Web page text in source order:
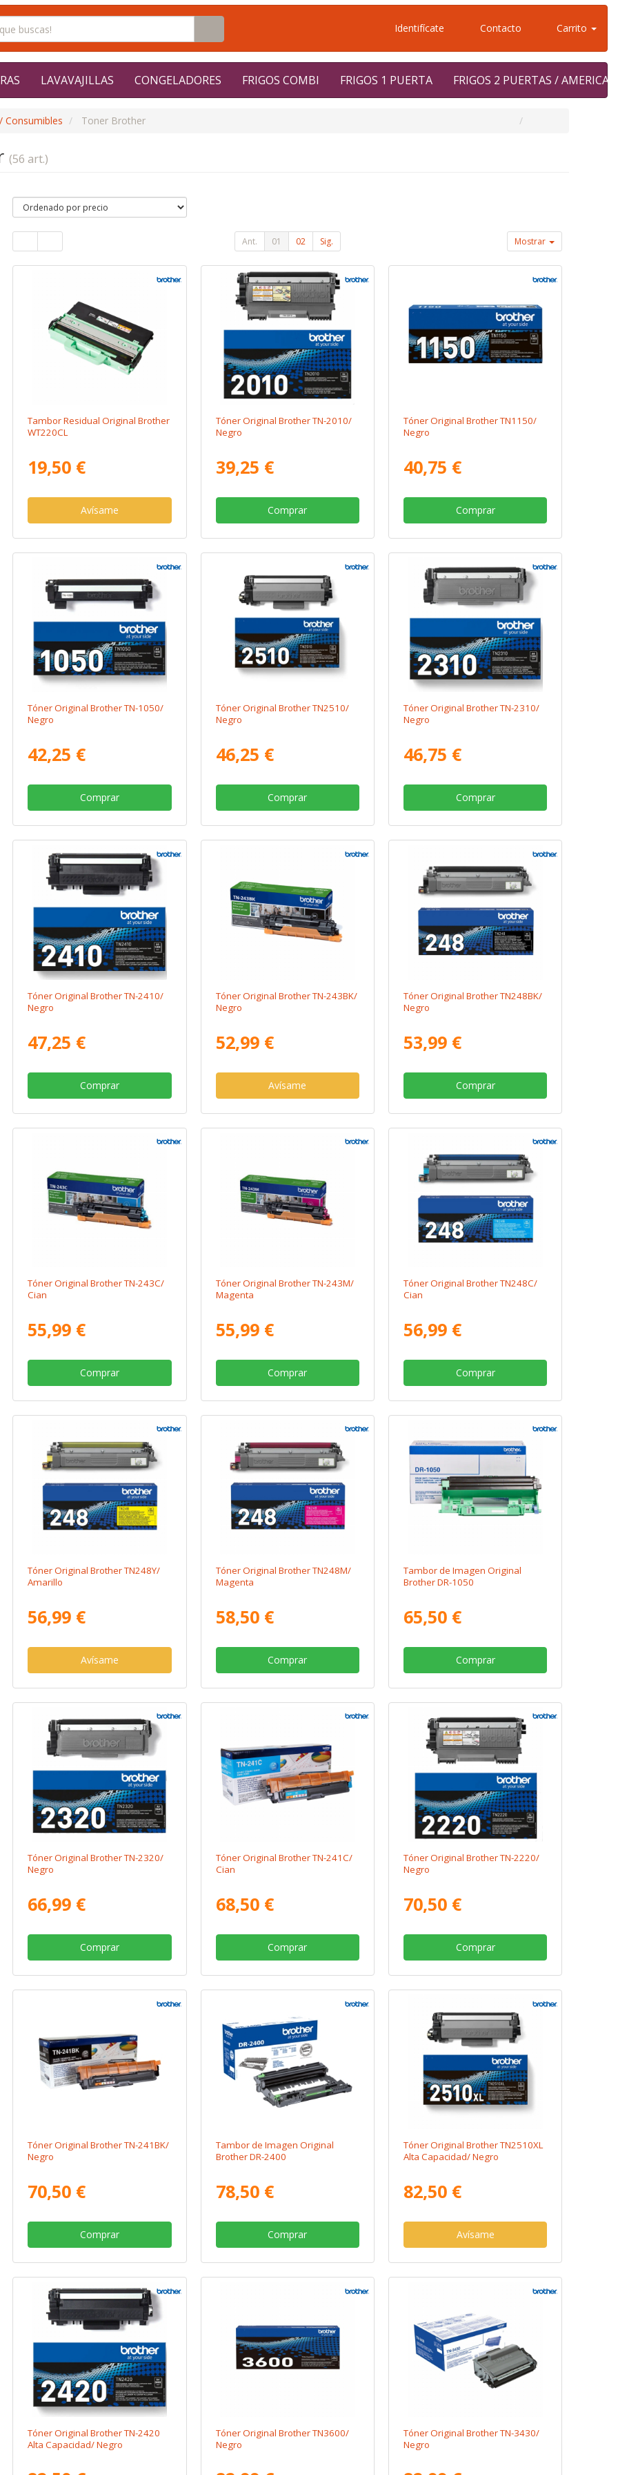
Identifícate Contacto Carrito
LAVAVAJILLAS CONGELADORES FRIGOS COMBI FRIGOS 1 PUERTA FRIGOS 2 PUERTAS /
Consumibles Toner Brother
(56 art.)
Ant. 01 02 Sig. Mostrar
Tambor Residual Original Brother
WT220CL
19,50 €
Avísame
Tóner Original Brother TN-2010/
Negro
39,25 €
Comprar
Tóner Original Brother TN1150/
Negro
40,75 €
Comprar
Tóner Original Brother TN-1050/
Negro
42,25 €
Comprar
Tóner Original Brother TN2510/
Negro
46,25 €
Comprar
Tóner Original Brother TN-2310/
Negro
46,75 €
Comprar
Tóner Original Brother TN-2410/
Negro
47,25 €
Comprar
Tóner Original Brother TN-243BK/
Negro
52,99 €
Avísame
Tóner Original Brother TN248BK/
Negro
53,99 €
Comprar
Tóner Original Brother TN-243C/
Cian
55,99 €
Comprar
Tóner Original Brother TN-243M/
Magenta
55,99 €
Comprar
Tóner Original Brother TN248C/
Cian
56,99 €
Comprar
Tóner Original Brother TN248Y/
Amarillo
56,99 €
Avísame
Tóner Original Brother TN248M/
Magenta
58,50 €
Comprar
Tambor de Imagen Original
Brother DR-1050
65,50 €
Comprar
Tóner Original Brother TN-2320/
Negro
66,99 €
Comprar
Tóner Original Brother TN-241C/
Cian
68,50 €
Comprar
Tóner Original Brother TN-2220/
Negro
70,50 €
Comprar
Tóner Original Brother TN-241BK/
Negro
70,50 €
Comprar
Tambor de Imagen Original
Brother DR-2400
78,50 €
Comprar
Tóner Original Brother TN2510XL
Alta Capacidad/ Negro
82,50 €
Avísame
Tóner Original Brother TN-2420
Alta Capacidad/ Negro
Tóner Original Brother TN3600/
Negro
Tóner Original Brother TN-3430/
Negro